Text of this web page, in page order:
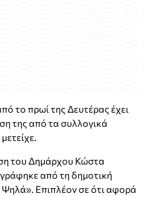
το πρωί της Δευτέρας έχει
της από τα συλλογικά
του Δημάρχου Κώστα
από τη δημοτική
Επιπλέον σε ότι αφορά